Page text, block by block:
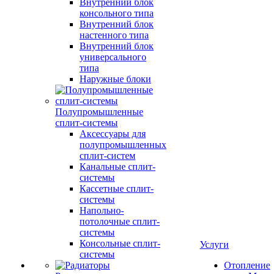
Внутренний блок
консольного типа
Внутренний блок
настенного типа
Внутренний блок
универсального
типа
Наружные блоки
Полупромышленные
сплит-системы
Аксессуары для
полупромышленных
сплит-систем
Канальные сплит-
системы
Кассетные сплит-
системы
Напольно-
потолочные сплит-
системы
Консольные сплит-
системы
Услуги
Отопление